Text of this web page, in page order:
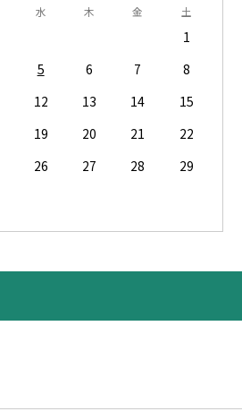
水 木 金 土
1
5 6 7
8
12 13 14
15
19 20 21
22
26 27 28
29